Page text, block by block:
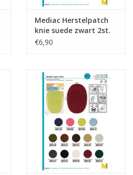
Mediac Herstelpatch
knie suede zwart 2st.
€6,90